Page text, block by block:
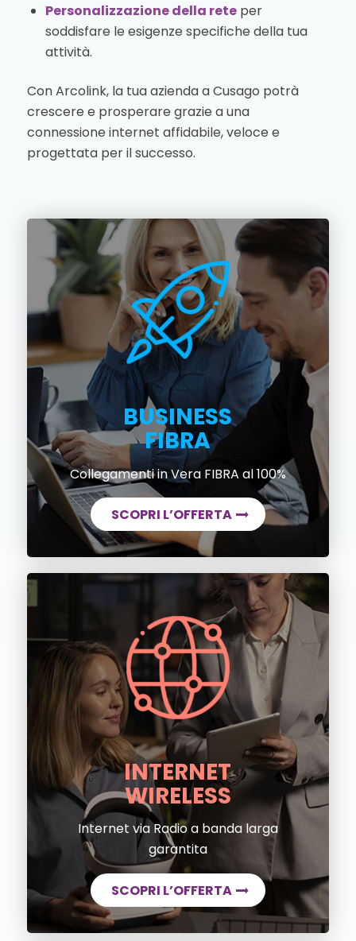
Personalizzazione della reteper
soddisfare le esigenze specifiche della tua
attività.
Con Arcolink, la tua azienda a Cusago potrà
crescere e prosperare grazie a una
connessione internet affidabile, veloce e
progettata per il successo.
BUSINESS
FIBRA
Collegamenti in Vera FIBRA al 100%
SCOPRI L’OFFERTA
INTERNET
WIRELESS
Internet via Radio a banda larga
garantita
SCOPRI L’OFFERTA